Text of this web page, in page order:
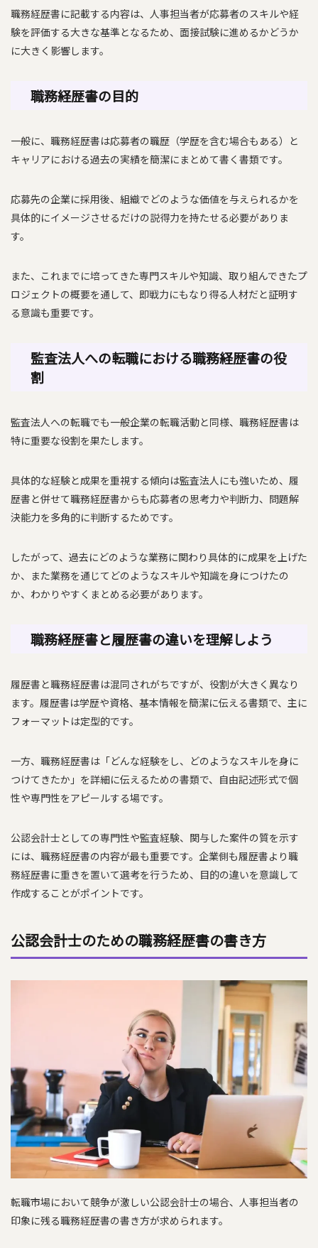
職務経歴書に記載する内容は、人事担当者が応募者のスキルや経
験を評価する大きな基準となるため、面接試験に進めるかどうか
に大きく影響します。
職務経歴書の目的
一般に、職務経歴書は応募者の職歴（学歴を含む場合もある）と
キャリアにおける過去の実績を簡潔にまとめて書く書類です。
応募先の企業に採用後、組織でどのような価値を与えられるかを
具体的にイメージさせるだけの説得力を持たせる必要がありま
す。
また、これまでに培ってきた専門スキルや知識、取り組んできたプ
ロジェクトの概要を通して、即戦力にもなり得る人材だと証明す
る意識も重要です。
監査法人への転職における職務経歴書の役
割
監査法人への転職でも一般企業の転職活動と同様、職務経歴書は
特に重要な役割を果たします。
具体的な経験と成果を重視する傾向は監査法人にも強いため、履
歴書と併せて職務経歴書からも応募者の思考力や判断力、問題解
決能力を多角的に判断するためです。
したがって、過去にどのような業務に関わり具体的に成果を上げた
か、また業務を通じてどのようなスキルや知識を身につけたの
か、わかりやすくまとめる必要があります。
職務経歴書と履歴書の違いを理解しよう
履歴書と職務経歴書は混同されがちですが、役割が大きく異なり
ます。履歴書は学歴や資格、基本情報を簡潔に伝える書類で、主に
フォーマットは定型的です。
一方、職務経歴書は「どんな経験をし、どのようなスキルを身に
つけてきたか」を詳細に伝えるための書類で、自由記述形式で個
性や専門性をアピールする場です。
公認会計士としての専門性や監査経験、関与した案件の質を示す
には、職務経歴書の内容が最も重要です。企業側も履歴書より職
務経歴書に重きを置いて選考を行うため、目的の違いを意識して
作成することがポイントです。
​​公認会計士のための職務経歴書の書き方
転職市場において競争が激しい公認会計士の場合、人事担当者の
印象に残る職務経歴書の書き方が求められます。